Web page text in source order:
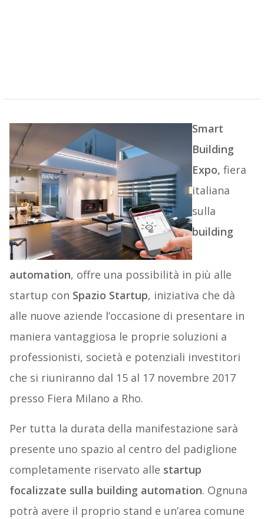
Smart
Building
Expo, fiera
italiana
sulla
building
automation, offre una possibilità in più alle
startup con Spazio Startup, iniziativa che dà
alle nuove aziende l’occasione di presentare in
maniera vantaggiosa le proprie soluzioni a
professionisti, società e potenziali investitori
che si riuniranno dal 15 al 17 novembre 2017
presso Fiera Milano a Rho.
Per tutta la durata della manifestazione sarà
presente uno spazio al centro del padiglione
completamente riservato alle startup
focalizzate sulla building automation. Ognuna
potrà avere il proprio stand e un’area comune